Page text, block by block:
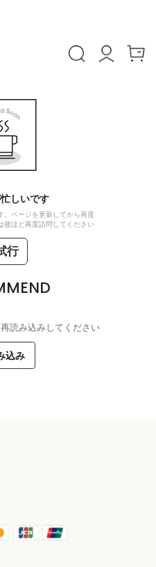
しいです
。ページを更新してから再度
後ほど再度訪問してください
行
読み込みしてください
込み